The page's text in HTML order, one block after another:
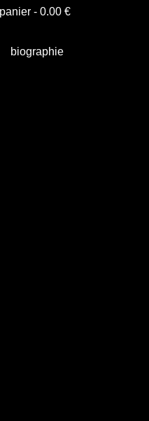
- 0.00 €
biographie